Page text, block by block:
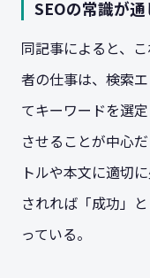
SEOの常識が
同記事によると、
者の仕事は、検索
てキーワードを選
させることが中心
トルや本文に適切
されれば「成功」
っている。